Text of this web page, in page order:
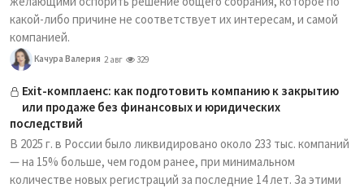
какой-либо причине не соответствует их интересам, и самой
компанией.
Качура Валерия 2 авг 329
Exit-комплаенс: как подготовить компанию к закрытию
или продаже без финансовых и юридических
последствий
В 2025 г. в России было ликвидировано около 233 тыс. компаний
— на 15% больше, чем годом ранее, при минимальном
количестве новых регистраций за последние 14 лет. За этими